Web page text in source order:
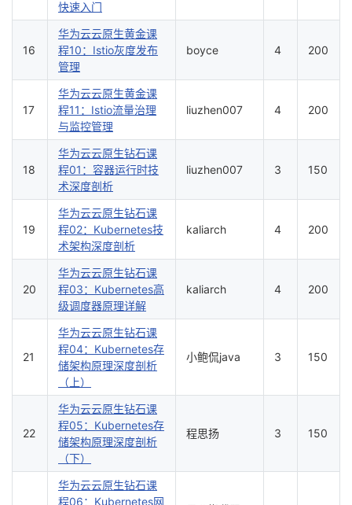
快速入门
16
华为云云原生黄金课
程10：Istio灰度发布
管理
boyce 4 200
17
华为云云原生黄金课
程11：Istio流量治理
与监控管理
liuzhen007 4 200
18
华为云云原生钻石课
程01：容器运行时技
术深度剖析
liuzhen007 3 150
19
华为云云原生钻石课
程02：Kubernetes技
术架构深度剖析
kaliarch 4 200
20
华为云云原生钻石课
程03：Kubernetes高
级调度器原理详解
kaliarch 4 200
21
华为云云原生钻石课
程04：Kubernetes存
储架构原理深度剖析
（上）
小鲍侃java 3 150
22
华为云云原生钻石课
程05：Kubernetes存
储架构原理深度剖析
（下）
程思扬 3 150
华为云云原生钻石课
程06：Kubernetes网